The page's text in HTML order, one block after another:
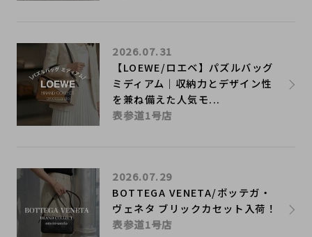
【LOEWE/ロエベ】パズルバッグ
ミディアム｜収納力とデザイン性
を兼ね備えた人気モ...
2026.07.31
表参道1号店
BOTTEGA VENETA/ボッテガ・
ヴェネタ ブリックカセット入荷！
2026.07.29
表参道1号店